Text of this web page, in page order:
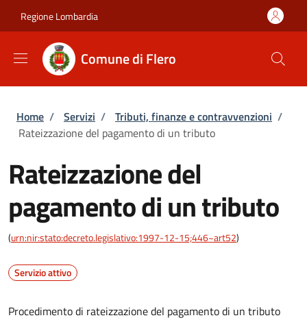
Regione Lombardia
Comune di Flero
Briciole di pane
Home / Servizi / Tributi, finanze e contravvenzioni /
Rateizzazione del pagamento di un tributo
Rateizzazione del
pagamento di un tributo
(urn:nir:stato:decreto.legislativo:1997-12-15;446~art52)
Servizio attivo
Procedimento di rateizzazione del pagamento di un tributo